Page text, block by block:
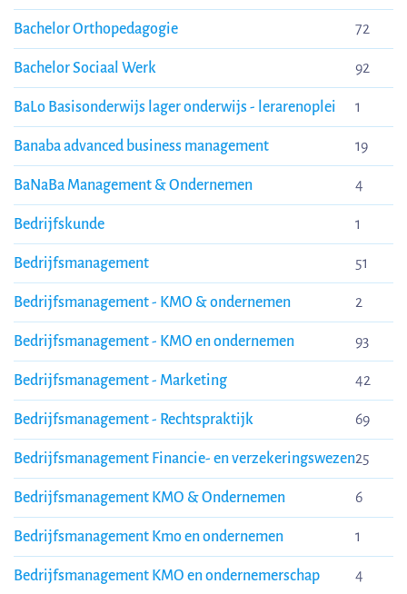
Bachelor Orthopedagogie 72
Bachelor Sociaal Werk 92
BaLo Basisonderwijs lager onderwijs - lerarenoplei 1
Banaba advanced business management 19
BaNaBa Management & Ondernemen 4
Bedrijfskunde 1
Bedrijfsmanagement 51
Bedrijfsmanagement - KMO & ondernemen 2
Bedrijfsmanagement - KMO en ondernemen 93
Bedrijfsmanagement - Marketing 42
Bedrijfsmanagement - Rechtspraktijk 69
Bedrijfsmanagement Financie- en verzekeringswezen25
Bedrijfsmanagement KMO & Ondernemen 6
Bedrijfsmanagement Kmo en ondernemen 1
Bedrijfsmanagement KMO en ondernemerschap 4